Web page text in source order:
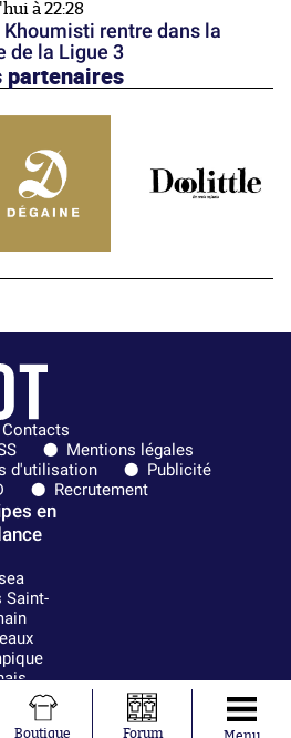
à 22:28
Khoumisti rentre dans la
de la Ligue 3
partenaires
Contacts
Mentions légales
d'utilisation
Publicité
Recrutement
en
Saint-
Madrid
Boutique Forum